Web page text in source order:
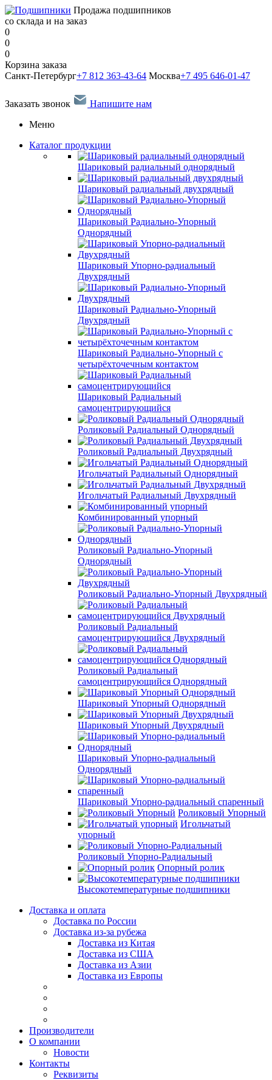
Продажа подшипников
со склада и на заказ
0
0
0
Корзина заказа
Санкт-Петербург+7 812 363-43-64 Москва+7 495 646-01-47
Заказать звонок
Напишите нам
Меню
Каталог продукции
Шариковый радиальный однорядный
Шариковый радиальный двухрядный
Шариковый Радиально-Упорный
Однорядный
Шариковый Упорно-радиальный
Двухрядный
Шариковый Радиально-Упорный
Двухрядный
Шариковый Радиально-Упорный с
четырёхточечным контактом
Шариковый Радиальный
самоцентрирующийся
Роликовый Радиальный Однорядный
Роликовый Радиальный Двухрядный
Игольчатый Радиальный Однорядный
Игольчатый Радиальный Двухрядный
Комбинированный упорный
Роликовый Радиально-Упорный
Однорядный
Роликовый Радиально-Упорный Двухрядный
Роликовый Радиальный
самоцентрирующийся Двухрядный
Роликовый Радиальный
самоцентрирующийся Однорядный
Шариковый Упорный Однорядный
Шариковый Упорный Двухрядный
Шариковый Упорно-радиальный
Однорядный
Шариковый Упорно-радиальный спаренный
Роликовый Упорный
Игольчатый
упорный
Роликовый Упорно-Радиальный
Опорный ролик
Высокотемпературные подшипники
Доставка и оплата
Доставка по России
Доставка из-за рубежа
Доставка из Китая
Доставка из США
Доставка из Азии
Доставка из Европы
Производители
О компании
Новости
Контакты
Реквизиты